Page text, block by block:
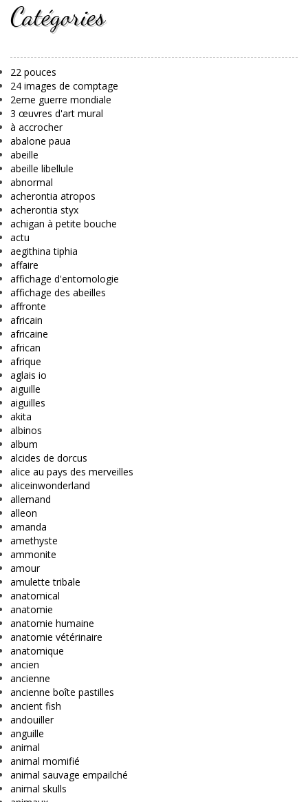
Catégories
22 pouces
24 images de comptage
2eme guerre mondiale
3 œuvres d'art mural
à accrocher
abalone paua
abeille
abeille libellule
abnormal
acherontia atropos
acherontia styx
achigan à petite bouche
actu
aegithina tiphia
affaire
affichage d'entomologie
affichage des abeilles
affronte
africain
africaine
african
afrique
aglais io
aiguille
aiguilles
akita
albinos
album
alcides de dorcus
alice au pays des merveilles
aliceinwonderland
allemand
alleon
amanda
amethyste
ammonite
amour
amulette tribale
anatomical
anatomie
anatomie humaine
anatomie vétérinaire
anatomique
ancien
ancienne
ancienne boîte pastilles
ancient fish
andouiller
anguille
animal
animal momifié
animal sauvage empailché
animal skulls